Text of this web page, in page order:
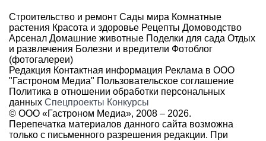
Строительство и ремонт Сады мира Комнатные
растения Красота и здоровье Рецепты Домоводство
Арсенал Домашние животные Поделки для сада Отдых
и развлечения Болезни и вредители Фотоблог
(фотогалереи)
Редакция Контактная информация Реклама в ООО
"Гастроном Медиа" Пользовательское соглашение
Политика в отношении обработки персональных
данных Спецпроекты Конкурсы
© ООО «Гастроном Медиа», 2008 – 2026.
Перепечатка материалов данного сайта возможна
только с письменного разрешения редакции. При